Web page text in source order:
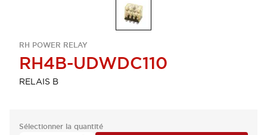
RH POWER RELAY
RH4B-UDWDC110
RELAIS B
Sélectionner la quantité